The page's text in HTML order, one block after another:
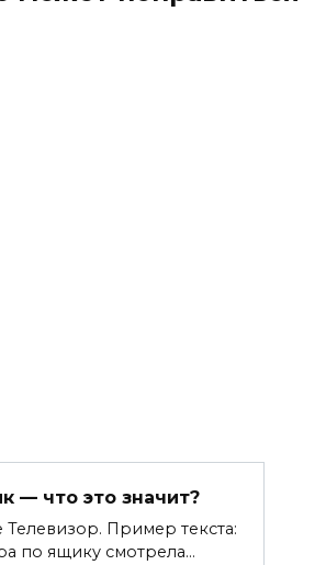
— что это значит?
Телевизор. Пример текста:
по ящику смотрела…